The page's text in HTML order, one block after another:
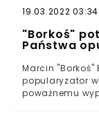
19.03.2022 03:34
"Borkoś"
Państwa
Marcin "Borkoś"
popularyzator
poważnemu